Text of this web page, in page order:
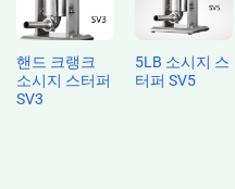
핸드 크랭크
소시지 스터퍼
SV3
5LB 소시지 스
터퍼 SV5